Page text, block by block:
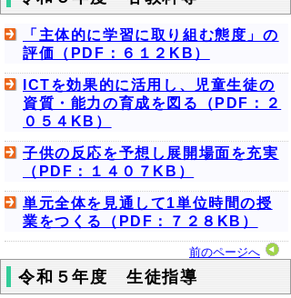
「主体的に学習に取り組む態度」の
評価（PDF：６１２KB）
ICTを効果的に活用し、児童生徒の
資質・能力の育成を図る（PDF：２
０５４KB）
子供の反応を予想し展開場面を充実
（PDF：１４０７KB）
単元全体を見通して1単位時間の授
業をつくる（PDF：７２８KB）
前のページへ
令和５年度 生徒指導